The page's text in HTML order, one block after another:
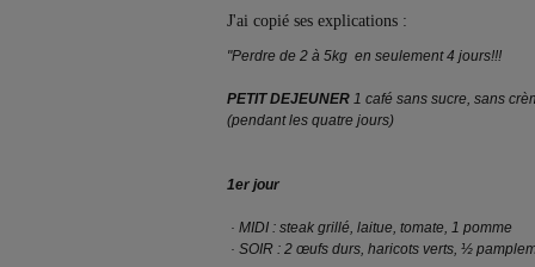
J'ai copié ses explications :
"Perdre de 2 à 5kg en seulement 4 jours!!!
PETIT DEJEUNER 1 café sans sucre, sans
(pendant les quatre jours)
1er jour
· MIDI : steak grillé, laitue, tomate, 1 pomme
· SOIR : 2 œufs durs, haricots verts, ½